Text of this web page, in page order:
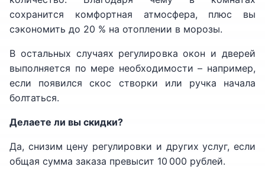
сохранится комфортная атмосфера, плюс вы
сэкономить до 20 % на отоплении в морозы.
В остальных случаях регулировка окон и дверей
выполняется по мере необходимости – например,
если появился скос створки или ручка начала
болтаться.
Делаете ли вы скидки?
Да, снизим цену регулировки и других услуг, если
общая сумма заказа превысит 10 000 рублей.